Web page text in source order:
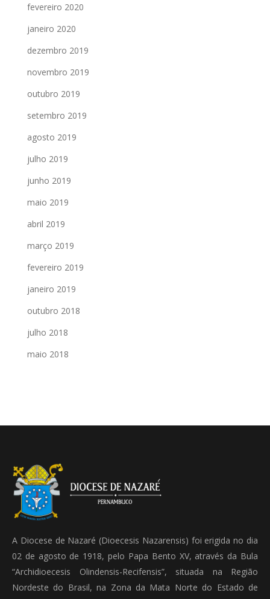
fevereiro 2020
janeiro 2020
dezembro 2019
novembro 2019
outubro 2019
setembro 2019
agosto 2019
julho 2019
junho 2019
maio 2019
abril 2019
março 2019
fevereiro 2019
janeiro 2019
outubro 2018
julho 2018
maio 2018
A Diocese de Nazaré (Dioecesis Nazarensis) foi erigida no dia
02 de agosto de 1918, pelo Papa Bento XV, através da Bula
“Archidioecesis Olindensis-Recifensis”, situada na Região
Nordeste do Brasil, na Zona da Mata Norte do Estado de